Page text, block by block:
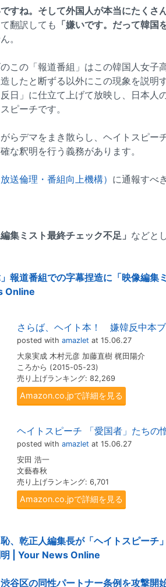
すね。そして外国人が本当にたくさ
翻訳しても 「嫌いです。だって韓国
。
この「報道番組」はこの韓国人女子
したと断ずる以外にこの現象を説明
日」に仕立て上げて放映し、日本人
ピーチです。
らデマをまき散らし、ヘイトスピー
な釈明を行う義務があります。
送倫理・番組向上機構） に通報すべ
編集ミスト最終チェック不足」 などと
報道番組での字幕捏造に「映像編集
Online
さらば、ヘイト本！ 嫌韓反中本
posted with amazlet at 15.06.27
大泉実成 木村元彦 加藤直樹 梶田陽介
ころから (2015-05-23)
売り上げランキング: 82,269
Amazon.co.jpで詳細を見る
ヘイトスピーチ 「愛国者」たちの
posted with amazlet at 15.06.27
安田 浩一
文藝春秋
売り上げランキング: 6,701
Amazon.co.jpで詳細を見る
、乾正人編集長が「ヘイトスピーチ
明 | Your News Online
谷区の同性パートナー条例を攻撃開